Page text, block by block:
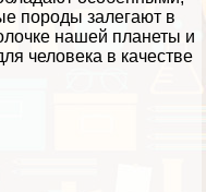
породы залегают в
нашей планеты и
человека в качестве